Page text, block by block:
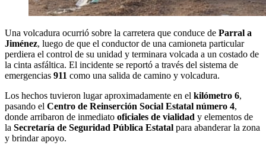
Una volcadura ocurrió sobre la carretera que conduce de Parral a
Jiménez, luego de que el conductor de una camioneta particular
perdiera el control de su unidad y terminara volcada a un costado de
la cinta asfáltica. El incidente se reportó a través del sistema de
emergencias 911 como una salida de camino y volcadura.
Los hechos tuvieron lugar aproximadamente en el kilómetro 6,
pasando el Centro de Reinserción Social Estatal número 4,
donde arribaron de inmediato oficiales de vialidad y elementos de
la Secretaría de Seguridad Pública Estatal para abanderar la zona
y brindar apoyo.